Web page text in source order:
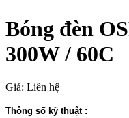
Bóng đèn
300W / 60C
Giá: Liên hệ
Thông số kỹ thuật :